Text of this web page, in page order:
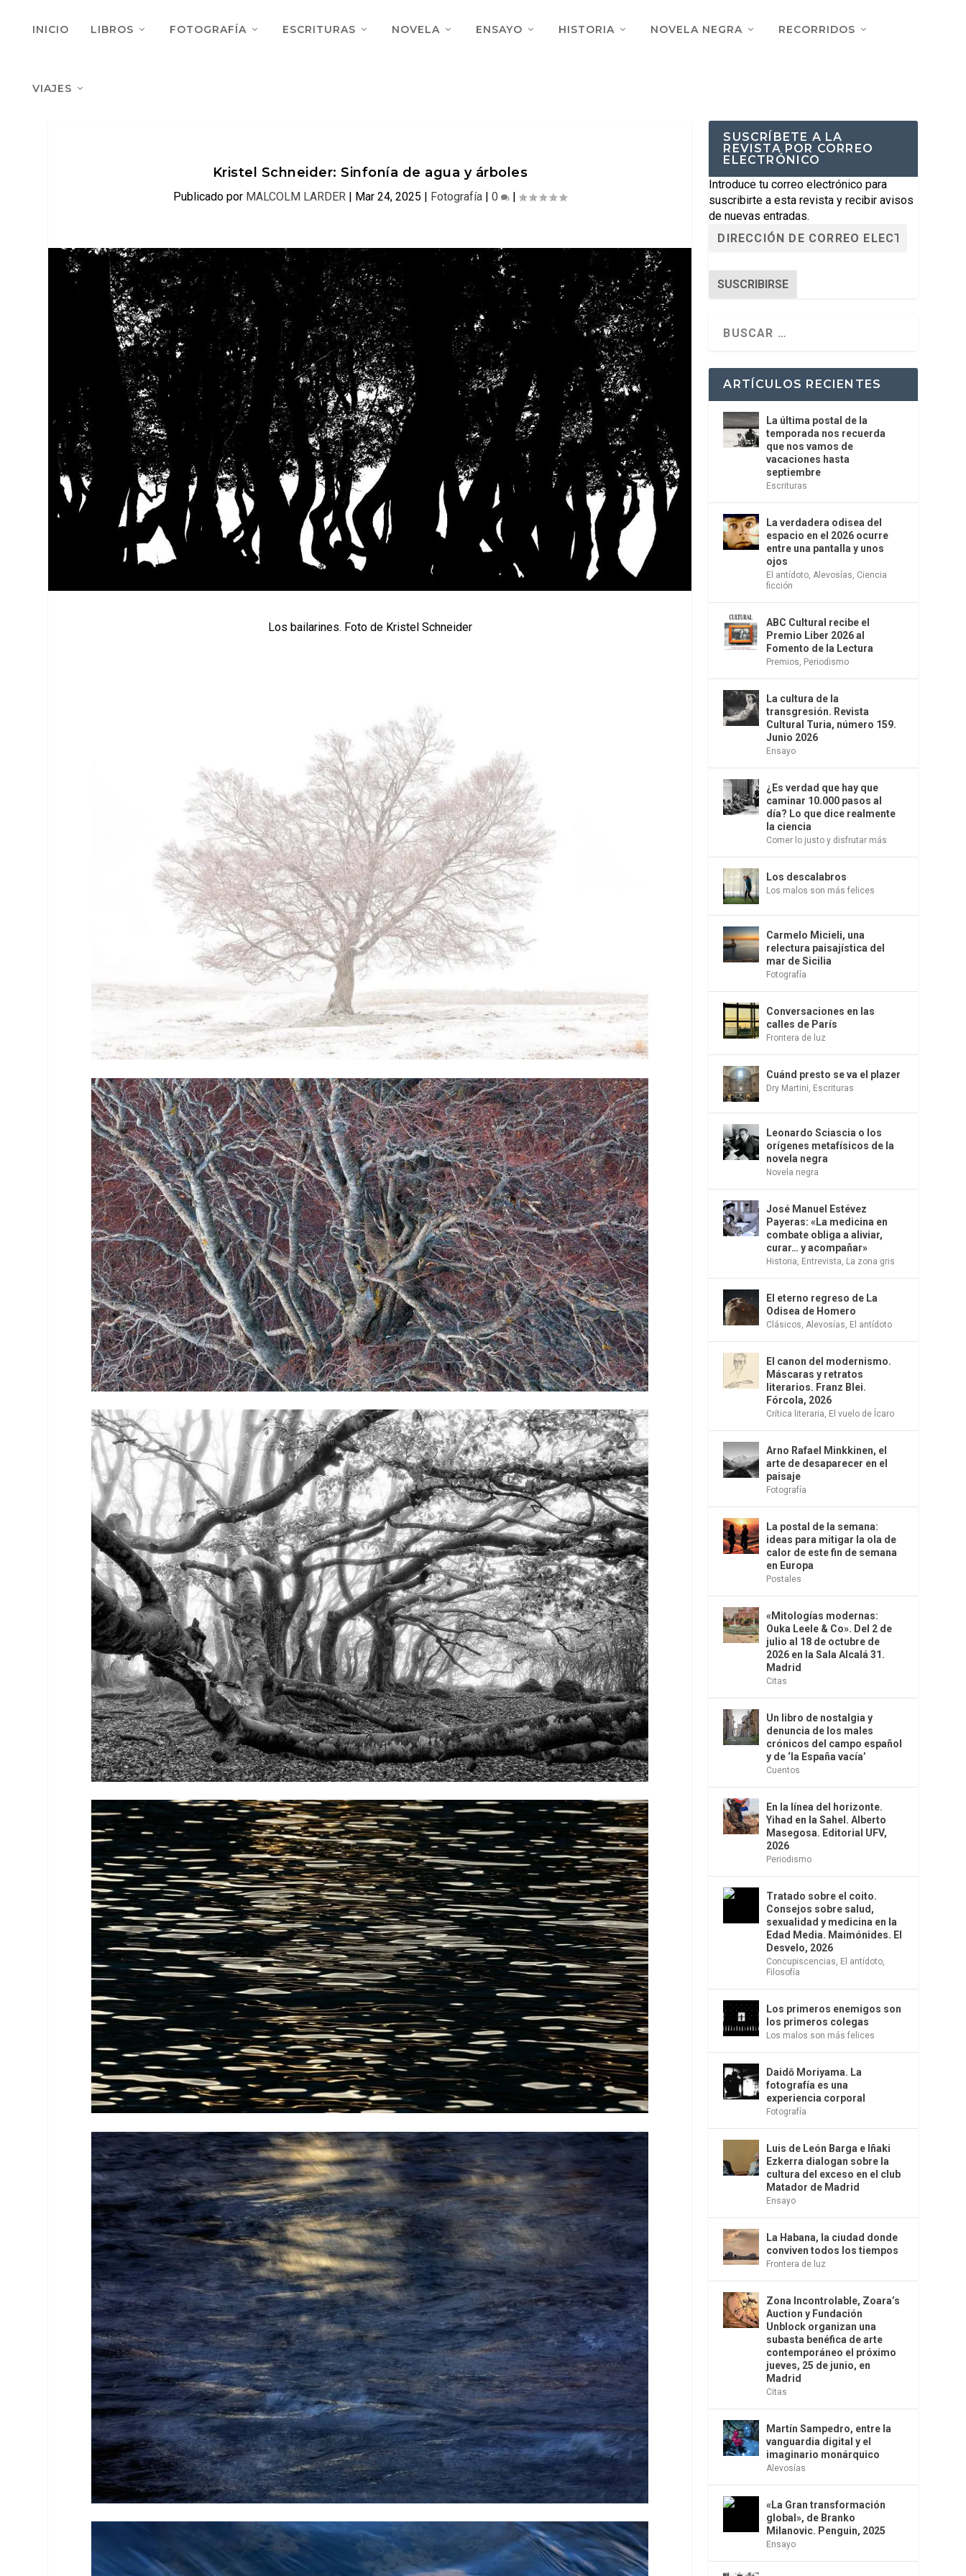
INICIO LIBROS FOTOGRAFÍA ESCRITURAS NOVELA ENSAYO HISTORIA NOVELA NEGRA RECORRIDOS
VIAJES
Kristel Schneider: Sinfonía de agua y árboles
Publicado por MALCOLM LARDER | Mar 24, 2025 | Fotografía |0 |
Los bailarines. Foto de Kristel Schneider
SUSCRÍBETE A LA
REVISTA POR CORREO
ELECTRÓNICO
Introduce tu correo electrónico para
suscribirte a esta revista y recibir avisos
de nuevas entradas.
SUSCRIBIRSE
ARTÍCULOS RECIENTES
La última postal de la
temporada nos recuerda
que nos vamos de
vacaciones hasta
septiembre
Escrituras
La verdadera odisea del
espacio en el 2026 ocurre
entre una pantalla y unos
ojos
El antídoto,Alevosías, Ciencia
ficción
ABC Cultural recibe el
Premio Liber 2026 al
Fomento de la Lectura
Premios, Periodismo
La cultura de la
transgresión. Revista
Cultural Turia, número 159.
Junio 2026
Ensayo
¿Es verdad que hay que
caminar 10.000 pasos al
día? Lo que dice realmente
la ciencia
Comer lo justo y disfrutar más
Los descalabros
Los malos son más felices
Carmelo Micieli, una
relectura paisajística del
mar de Sicilia
Fotografía
Conversaciones en las
calles de París
Frontera de luz
Cuánd presto se va el plazer
Dry Martini, Escrituras
Leonardo Sciascia o los
orígenes metafísicos de la
novela negra
Novela negra
José Manuel Estévez
Payeras: «La medicina en
combate obliga a aliviar,
curar… y acompañar»
Historia, Entrevista, La zona gris
El eterno regreso de La
Odisea de Homero
Clásicos,Alevosías, El antídoto
El canon del modernismo.
Máscaras y retratos
literarios. Franz Blei.
Fórcola, 2026
Crítica literaria, El vuelo de Ícaro
Arno Rafael Minkkinen, el
arte de desaparecer en el
paisaje
Fotografía
La postal de la semana:
ideas para mitigar la ola de
calor de este fin de semana
en Europa
Postales
«Mitologías modernas:
Ouka Leele & Co». Del 2 de
julio al 18 de octubre de
2026 en la Sala Alcalá 31.
Madrid
Citas
Un libro de nostalgia y
denuncia de los males
crónicos del campo español
y de ‘la España vacía’
Cuentos
En la línea del horizonte.
Yihad en la Sahel. Alberto
Masegosa. Editorial UFV,
2026
Periodismo
Tratado sobre el coito.
Consejos sobre salud,
sexualidad y medicina en la
Edad Media. Maimónides. El
Desvelo, 2026
Concupiscencias, El antídoto,
Filosofía
Los primeros enemigos son
los primeros colegas
Los malos son más felices
Daidō Moriyama. La
fotografía es una
experiencia corporal
Fotografía
Luis de León Barga e Iñaki
Ezkerra dialogan sobre la
cultura del exceso en el club
Matador de Madrid
Ensayo
La Habana, la ciudad donde
conviven todos los tiempos
Frontera de luz
Zona Incontrolable, Zoara’s
Auction y Fundación
Unblock organizan una
subasta benéfica de arte
contemporáneo el próximo
jueves, 25 de junio, en
Madrid
Citas
Martín Sampedro, entre la
vanguardia digital y el
imaginario monárquico
Alevosías
«La Gran transformación
global», de Branko
Milanovic. Penguin, 2025
Ensayo